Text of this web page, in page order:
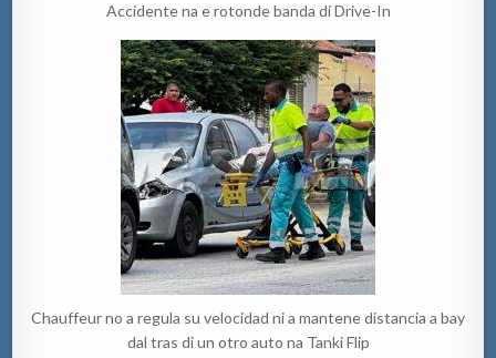
Accidente na e rotonde banda di Drive-In
Chauffeur no a regula su velocidad ni a mantene distancia a bay
dal tras di un otro auto na Tanki Flip